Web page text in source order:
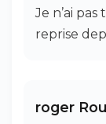
Je n’ai
reprise
roger